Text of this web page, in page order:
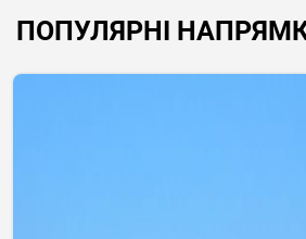
ПОПУЛЯРНІ